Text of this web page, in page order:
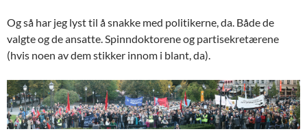
Og så har jeg lyst til å snakke med politikerne, da. Både de
valgte og de ansatte. Spinndoktorene og partisekretærene
(hvis noen av dem stikker innom i blant, da).